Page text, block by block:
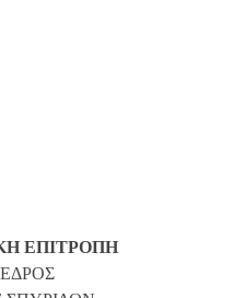
ΕΠΙΤΡΟΠΗ